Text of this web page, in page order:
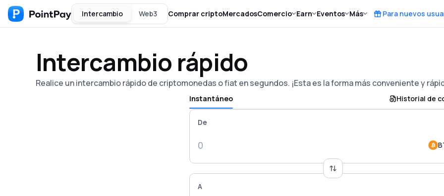
Intercambio Web3 Comprar criptoMercadosComercio Earn Eventos Más Para nuevos
Intercambio rápido
Realice un intercambio rápido de criptomonedas o fiat en segundos. ¡Esta es la forma más conveniente y
Instantáneo Historial de
De
A